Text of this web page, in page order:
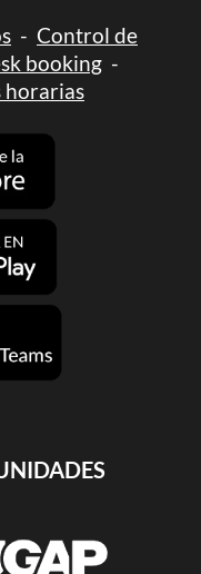
- Control de
booking -
horarias